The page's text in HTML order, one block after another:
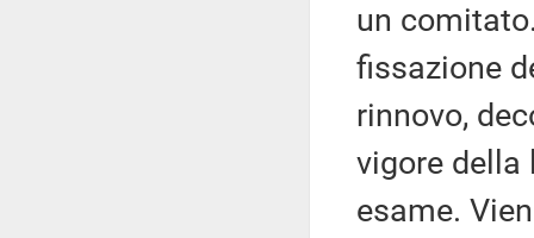
un
fissazione
rinnovo,
vigore della
esame.